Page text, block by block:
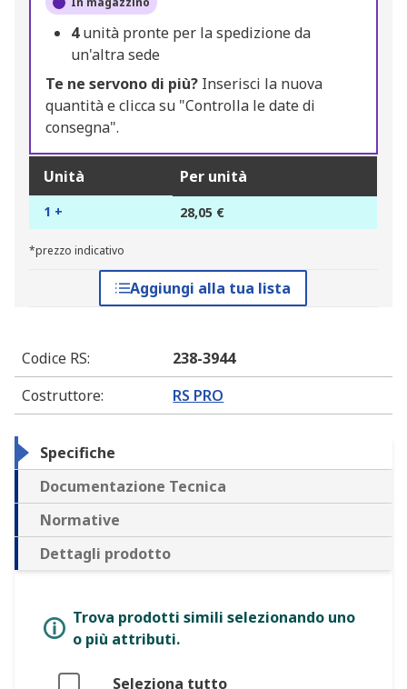
4unità pronte per la spedizione da
un'altra sede
Te ne servono di più? Inserisci la nuova
quantità e clicca su "Controlla le date di
consegna".
Unità Per unità
1 + 28,05 €
*prezzo indicativo
Aggiungi alla tua lista
Codice RS:
238-3944
Costruttore: RS PRO
Specifiche
Documentazione Tecnica
Normative
Dettagli prodotto
Trova prodotti simili selezionando uno
o più attributi.
Seleziona tutto